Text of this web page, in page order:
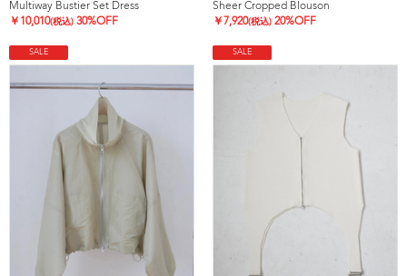
Multiway Bustier Set Dress
￥ 10,010(税込) 30%OFF
Sheer Cropped Blouson
￥ 7,920(税込) 20%OFF
SALE SALE